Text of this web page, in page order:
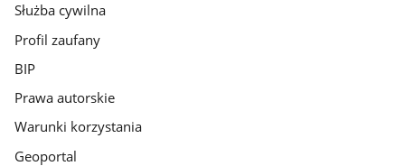
Służba cywilna
Profil zaufany
BIP
Prawa autorskie
Warunki korzystania
Geoportal